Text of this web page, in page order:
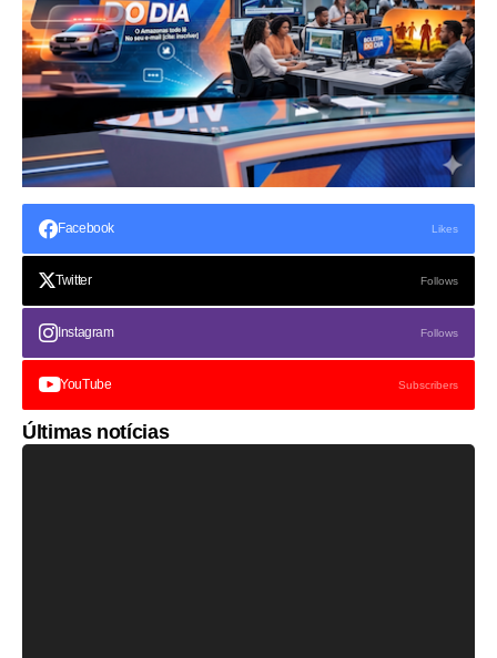
Facebook Likes
Twitter Follows
Instagram Follows
YouTube Subscribers
Últimas notícias